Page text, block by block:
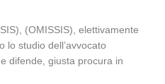
(OMISSIS), elettivamente
lo studio dell’avvocato
difende, giusta procura in